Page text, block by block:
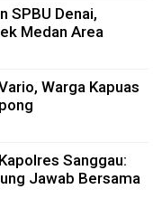
SPBU Denai,
Medan Area
Warga Kapuas
Sanggau:
Jawab Bersama